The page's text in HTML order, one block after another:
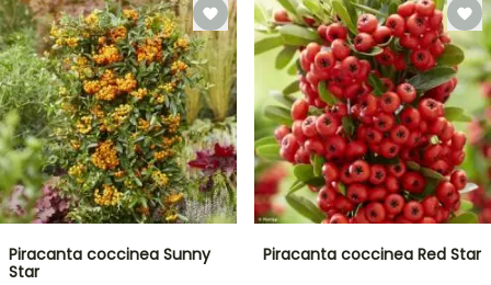
Piracanta coccinea Sunny
Star
Piracanta coccinea Red Star